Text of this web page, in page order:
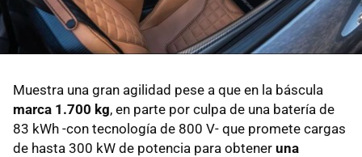
Muestra una gran agilidad pese a que en la báscula
marca 1.700 kg, en parte por culpa de una batería de
83 kWh -con tecnología de 800 V- que promete cargas
de hasta 300 kW de potencia para obtener una